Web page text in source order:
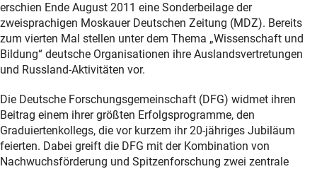
erschien Ende August 2011 eine Sonderbeilage der
zweisprachigen Moskauer Deutschen Zeitung (MDZ). Bereits
zum vierten Mal stellen unter dem Thema „Wissenschaft und
Bildung“ deutsche Organisationen ihre Auslandsvertretungen
und Russland-Aktivitäten vor.
Die Deutsche Forschungsgemeinschaft (DFG) widmet ihren
Beitrag einem ihrer größten Erfolgsprogramme, den
Graduiertenkollegs, die vor kurzem ihr 20-jähriges Jubiläum
feierten. Dabei greift die DFG mit der Kombination von
Nachwuchsförderung und Spitzenforschung zwei zentrale